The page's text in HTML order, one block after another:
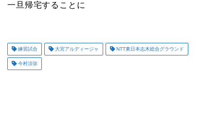
一旦帰宅することに
練習試合 大宮アルディージャ NTT東日本志木総合グラウンド
今村涼弥